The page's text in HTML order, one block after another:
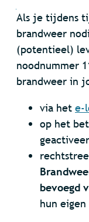
Inhoud
Als je tijdens
brandweer
(potentieel)
noodnummer
brandweer in
via het e-
op het
bevoegd
hun